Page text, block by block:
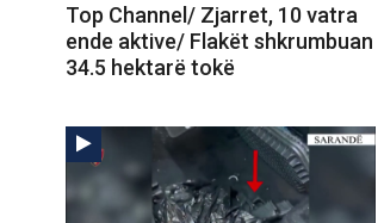
Top Channel/ Zjarret, 10 vatra
ende aktive/ Flakët shkrumbuan
34.5 hektarë tokë